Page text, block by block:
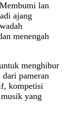
lan
ajang
menengah
menghibur
pameran
kompetisi
yang